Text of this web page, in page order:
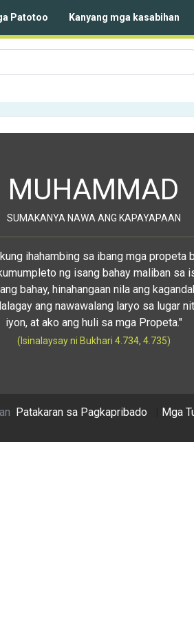
Patotoo Kanyang mga kasabihan
MUHAMMAD
SUMAKANYA NAWA ANG KAPAYAPAAN
ihahambing sa ibang mga propeta
ng isang bahay maliban sa
bahay, hinahangaan nila ang
ang nawawalang laryo sa lugar
iyon, at ako ang huli sa mga Propeta."
(Isinalaysay ni Bukhari 4.734, 4.735)
Patakaran sa Pagkapribado Mga